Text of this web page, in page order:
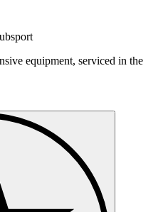
equipment, serviced in the